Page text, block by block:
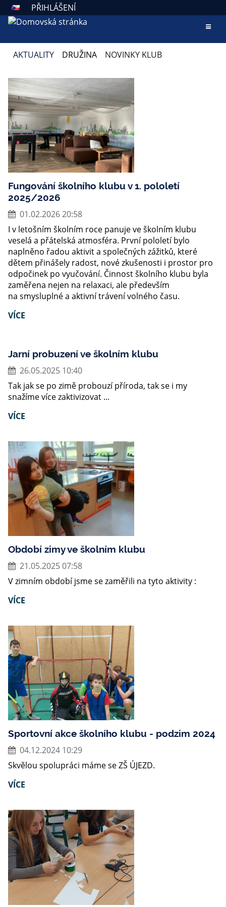
PŘIHLÁŠENÍ
AKTUALITY DRUŽINA NOVINKY KLUB
NOVINKY
KLUB
Fungování školního klubu v 1. pololetí
2025/2026
01.02.2026 20:58
I v letošním školním roce panuje ve školním klubu
veselá a přátelská atmosféra. První pololetí bylo
naplněno řadou aktivit a společných zážitků, které
dětem přinášely radost, nové zkušenosti i prostor pro
odpočinek po vyučování. Činnost školního klubu byla
zaměřena nejen na relaxaci, ale především
na smysluplné a aktivní trávení volného času.
VÍCE
Jarní probuzení ve školním klubu
26.05.2025 10:40
Tak jak se po zimě probouzí příroda, tak se i my
snažíme více zaktivizovat ...
VÍCE
Období zimy ve školním klubu
21.05.2025 07:58
V zimním období jsme se zaměřili na tyto aktivity :
VÍCE
Sportovní akce školního klubu - podzim 2024
04.12.2024 10:29
Skvělou spolupráci máme se ZŠ ÚJEZD.
VÍCE